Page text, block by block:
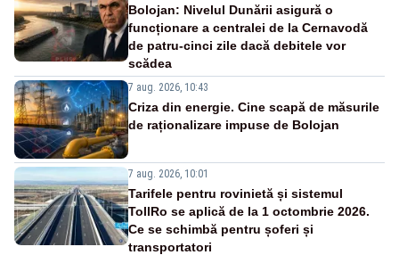
Bolojan: Nivelul Dunării asigură o
funcționare a centralei de la Cernavodă
de patru-cinci zile dacă debitele vor
scădea
7 aug. 2026, 10:43
Criza din energie. Cine scapă de măsurile
de raționalizare impuse de Bolojan
7 aug. 2026, 10:01
Tarifele pentru rovinietă și sistemul
TollRo se aplică de la 1 octombrie 2026.
Ce se schimbă pentru șoferi și
transportatori